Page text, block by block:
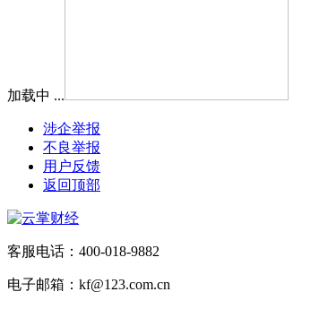
加载中 ...
涉企举报
不良举报
用户反馈
返回顶部
客服电话：400-018-9882
电子邮箱：kf@123.com.cn